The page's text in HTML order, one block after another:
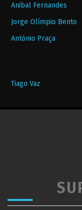
Anibal Fernandes
Jorge Olímpio Bento
António Praça
Tiago Vaz